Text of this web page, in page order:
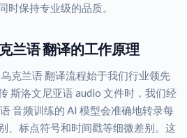
时保持专业级的品质。
兰语 翻译的工作原理
克兰语 翻译流程始于我们行业领先
斯洛文尼亚语 audio 文件时，我们经
音频训练的 AI 模型会准确地转录每
、标点符号和时间戳等细微差别。这